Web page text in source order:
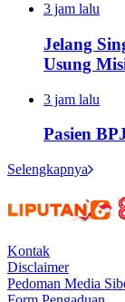
3 jam lalu
Jelang
Usung
3 jam lalu
Pasien
Selengkapnya
Kontak
Disclaimer
Pedoman Media